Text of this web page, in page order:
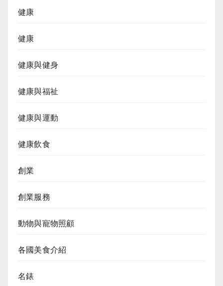
健康
健康
健康與健身
健康與福祉
健康與運動
健康飲食
創業
創業服務
動物與寵物照顧
各國美食介紹
名錶